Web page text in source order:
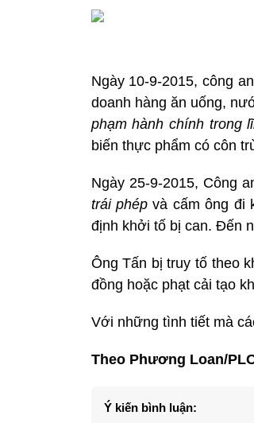
Ngày 10-9-2015, công
doanh hàng ăn uống,
phạm hành chính trong
biến thực phẩm có côn
Ngày 25-9-2015, Công
trái phépvà cấm ông đi
định khởi tố bị can. Đến
Ông Tấn bị truy tố theo
đồng hoặc phạt cải tạo
Với những tình tiết mà
Theo Phương Loan/
Ý kiến bình luận: